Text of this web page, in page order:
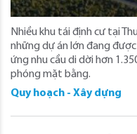
Nhiều khu tái định cư tại
những dự án lớn đang
ứng nhu cầu di dời hơn
phóng mặt bằng.
Quy hoạch - Xây dựng